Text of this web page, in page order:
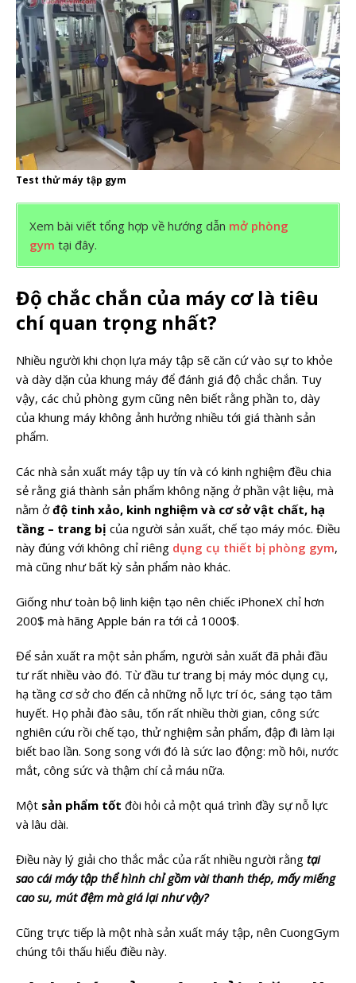
Test thử máy tập gym
Xem bài viết tổng hợp về hướng dẫn mở phòng
gym tại đây.
Độ chắc chắn của máy cơ là tiêu
chí quan trọng nhất?
Nhiều người khi chọn lựa máy tập sẽ căn cứ vào sự to khỏe
và dày dặn của khung máy để đánh giá độ chắc chắn. Tuy
vậy, các chủ phòng gym cũng nên biết rằng phần to, dày
của khung máy không ảnh hưởng nhiều tới giá thành sản
phẩm.
Các nhà sản xuất máy tập uy tín và có kinh nghiệm đều chia
sẻ rằng giá thành sản phẩm không nặng ở phần vật liệu, mà
nằm ởđộ tinh xảo, kinh nghiệm và cơ sở vật chất, hạ
tầng – trang bị của người sản xuất, chế tạo máy móc. Điều
này đúng với không chỉ riêng dụng cụ thiết bị phòng gym,
mà cũng như bất kỳ sản phẩm nào khác.
Giống như toàn bộ linh kiện tạo nên chiếc iPhoneX chỉ hơn
200$ mà hãng Apple bán ra tới cả 1000$.
Để sản xuất ra một sản phẩm, người sản xuất đã phải đầu
tư rất nhiều vào đó. Từ đầu tư trang bị máy móc dụng cụ,
hạ tầng cơ sở cho đến cả những nỗ lực trí óc, sáng tạo tâm
huyết. Họ phải đào sâu, tốn rất nhiều thời gian, công sức
nghiên cứu rồi chế tạo, thử nghiệm sản phẩm, đập đi làm lại
biết bao lần. Song song với đó là sức lao động: mồ hôi, nước
mắt, công sức và thậm chí cả máu nữa.
Một sản phẩm tốt đòi hỏi cả một quá trình đầy sự nỗ lực
và lâu dài.
Điều này lý giải cho thắc mắc của rất nhiều người rằng tại
sao cái máy tập thể hình chỉ gồm vài thanh thép, mấy miếng
cao su, mút đệm mà giá lại như vậy?
Cũng trực tiếp là một nhà sản xuất máy tập, nên CuongGym
chúng tôi thấu hiểu điều này.